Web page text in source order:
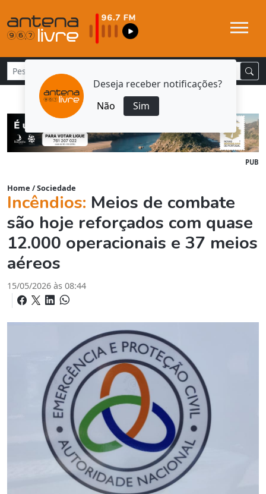
Deseja receber notificações?
Não
Sim
PUB
Home /Sociedade
Incêndios: Meios de combate
são hoje reforçados com quase
12.000 operacionais e 37 meios
aéreos
15/05/2026 às 08:44